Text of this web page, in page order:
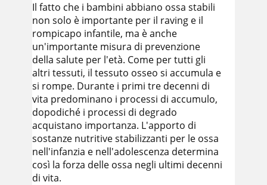
Il fatto che i bambini abbiano ossa stabili
non solo è importante per il raving e il
rompicapo infantile, ma è anche
un'importante misura di prevenzione
della salute per l'età. Come per tutti gli
altri tessuti, il tessuto osseo si accumula e
si rompe. Durante i primi tre decenni di
vita predominano i processi di accumulo,
dopodiché i processi di degrado
acquistano importanza. L'apporto di
sostanze nutritive stabilizzanti per le ossa
nell'infanzia e nell'adolescenza determina
così la forza delle ossa negli ultimi decenni
di vita.